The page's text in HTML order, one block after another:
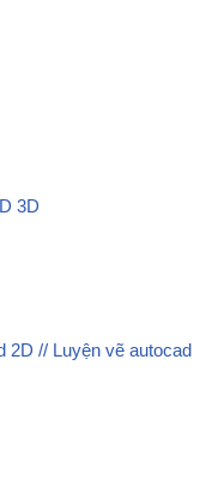
3D
2D // Luyện vẽ autocad